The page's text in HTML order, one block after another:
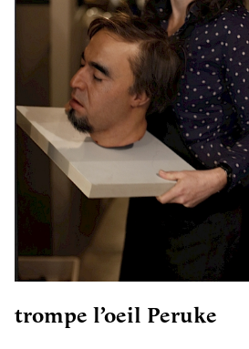
trompe l’oeil Peruke